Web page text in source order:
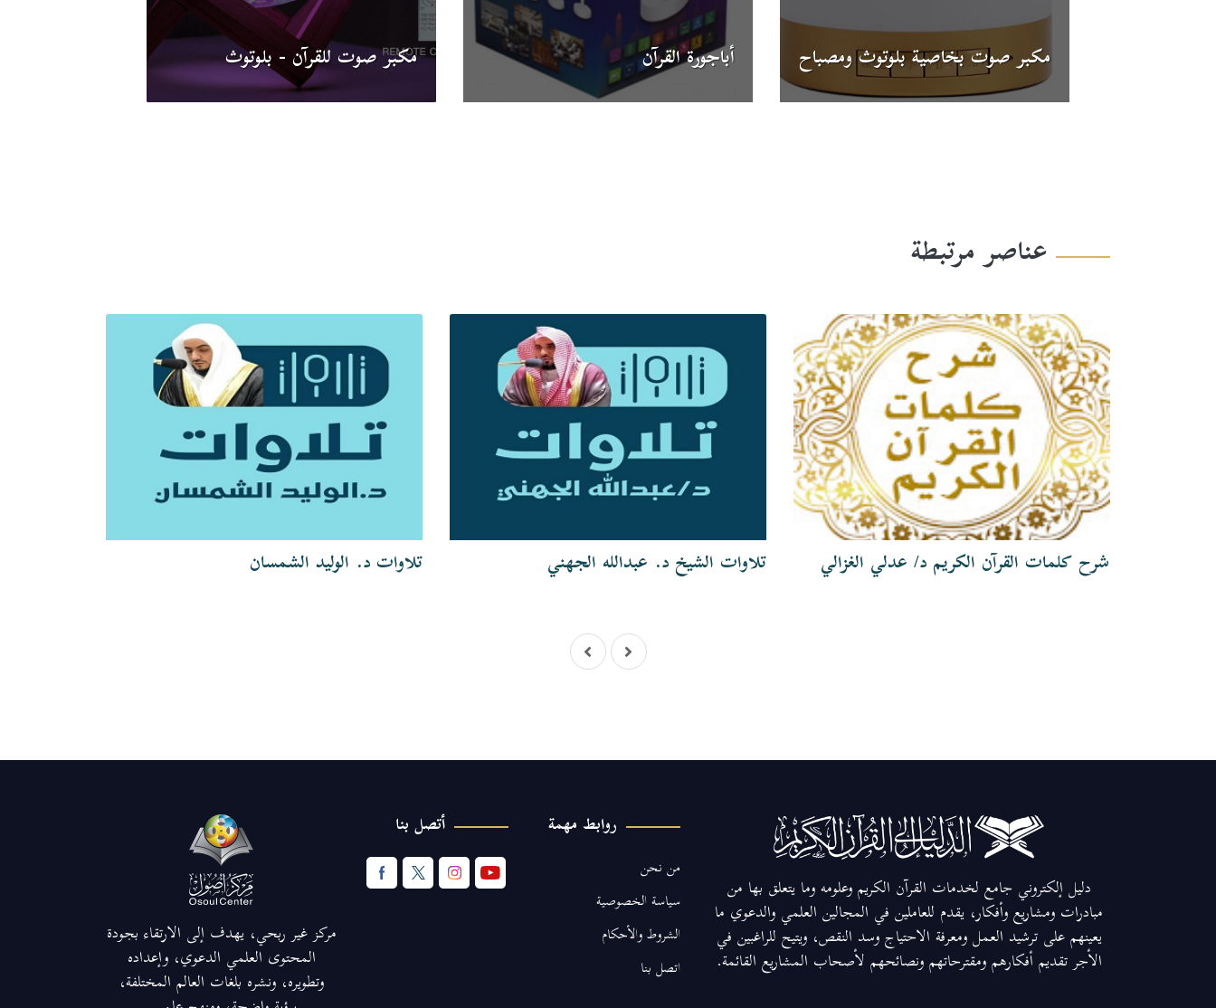
مكبر صوت بخاصية بلوتوث ومصباح أباجورة القرآن مكبر صوت للقرآن - بلوتوث
عناصر مرتبطة
شرح كلمات القرآن الكريم د/ عدلي الغزالي تلاوات الشيخ د. عبدالله الجهني تلاوات د. الوليد الشمسان
دليل إلكتروني جامع لخدمات القرآن الكريم وعلومه وما يتعلق بها من
مبادرات ومشاريع وأفكار، يقدم للعاملين في المجالين العلمي والدعوي ما
يعينهم على ترشيد العمل ومعرفة الاحتياج وسد النقص، ويتيح للراغبين في
الأجر تقديم أفكارهم ومقترحاتهم ونصائحهم لأصحاب المشاريع القائمة.
روابط مهمة
من نحن
سياسة الخصوصية
الشروط والأحكام
اتصل بنا
أتصل بنا
مركز غير ربحي، يهدف إلى الارتقاء بجودة
المحتوى العلمي الدعوي، وإعداده
وتطويره، ونشره بلغات العالم المختلفة،